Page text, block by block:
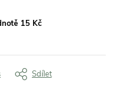
15 Kč
Sdílet